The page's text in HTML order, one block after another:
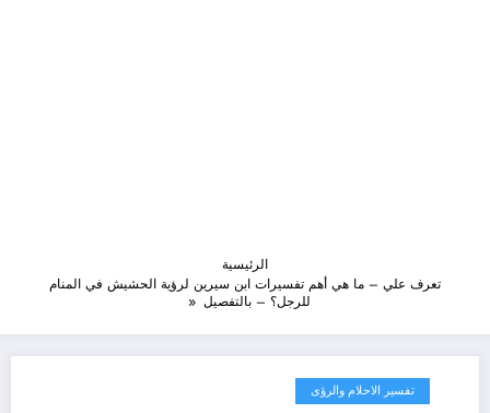
الرئيسية
تعرف علي – ما هي أهم تفسيرات ابن سيرين لرؤية الحشيش في المنام
للرجل؟ – بالتفصيل
تفسير الاحلام والرؤى